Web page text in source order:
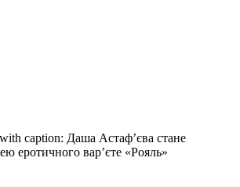
caption: Даша Астаф’єва стане
еротичного вар’єте «Рояль»